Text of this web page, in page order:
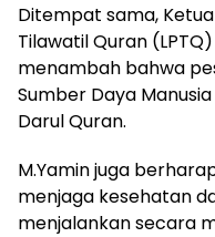
Ditempat sama,
Tilawatil Quran
menambah bahwa
Sumber Daya
Darul Quran.
M.Yamin juga
menjaga kesehatan
menjalankan secara